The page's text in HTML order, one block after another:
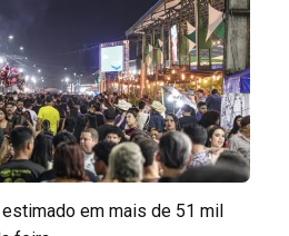
em mais de 51 mil